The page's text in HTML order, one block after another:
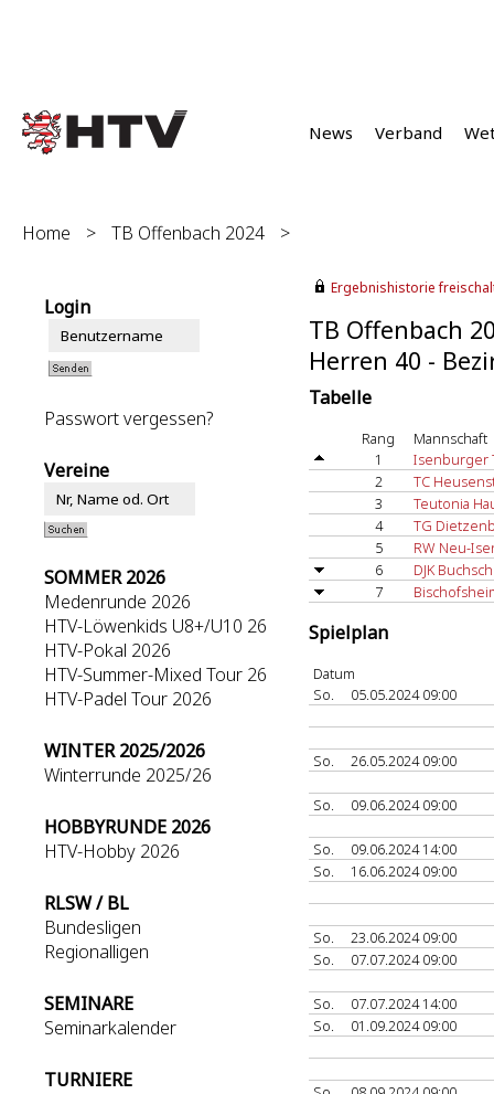
News Verband
Home > TB Offenbach 2024 >
Login
Passwort vergessen?
Vereine
SOMMER 2026
Medenrunde 2026
HTV-Löwenkids U8+/U10 26
HTV-Pokal 2026
HTV-Summer-Mixed Tour 26
HTV-Padel Tour 2026
WINTER 2025/2026
Winterrunde 2025/26
HOBBYRUNDE 2026
HTV-Hobby 2026
RLSW / BL
Bundesligen
Regionalligen
SEMINARE
Seminarkalender
TURNIERE
Ergebnishistorie
TB Offenbach
Herren 40 -
Tabelle
Rang
Mannschaft
1
Isenburger
2
TC
3
Teutonia
4
TG
5
RW Neu-
6
DJK
7
Spielplan
Datum
So.
05.05.2024 09:00
So. 26.05.2024 09:00
So. 09.06.2024 09:00
So.
09.06.2024 14:00
So.
16.06.2024 09:00
So.
23.06.2024 09:00
So.
07.07.2024 09:00
So.
07.07.2024 14:00
So.
01.09.2024 09:00